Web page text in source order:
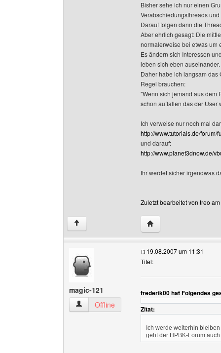
Bisher sehe ich nur einen
Verabschiedungsthreads
Darauf folgen dann die
Aber ehrlich gesagt: Die
normalerweise bei etwas um
Es ändern sich Interessen
leben sich eben auseinander.
Daher habe ich langsam
Regel brauchen:
"Wenn sich jemand aus dem
schon auffallen das der User
Ich verweise nur noch mal
http://www.tutorials.de/
und darauf:
http://www.planet3dnow.de/
Ihr werdet sicher irgendwas
Zuletzt bearbeitet von treo
↑ Website dieses
magic-121
magic-121 Benutzer-Profile anzeigen
Offline
19.08.2007 um 11:31
Titel:
frederik00 hat Folgendes
Zitat:
Ich werde weiterhin
geht der HPBK-Forum